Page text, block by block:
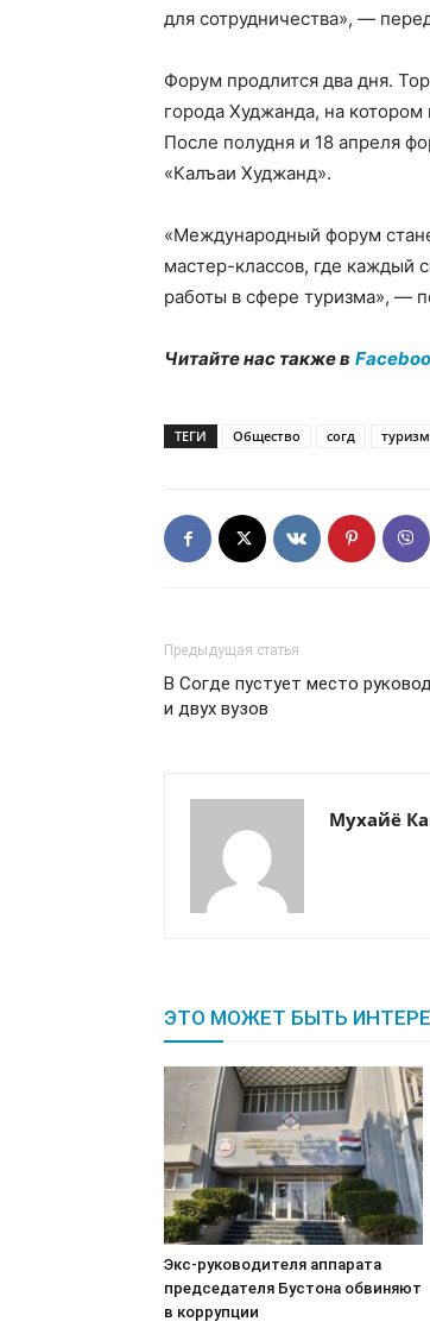
для сотрудничества», —
Форум продлится два дня.
города Худжанда, на
После полудня и 18 апреля
«Калъаи Худжанд».
«Международный форум
мастер-классов, где каждый
работы в сфере туризма», —
Читайте нас также в
ТЕГИ Общество согд туризм
Предыдущая статья
В Согде пустует место
и двух вузов
Мухайё
ЭТО МОЖЕТ БЫТЬ
Экс-руководителя аппарата
председателя Бустона обвиняют
в коррупции